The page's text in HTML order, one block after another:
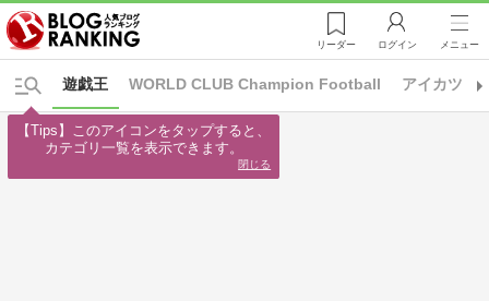
リーダー ログイン メニュー
WORLD CLUB Champion Football アイカツ！
遊戯王
【Tips】このアイコンをタップすると、
カテゴリ一覧を表示できます。
閉じる